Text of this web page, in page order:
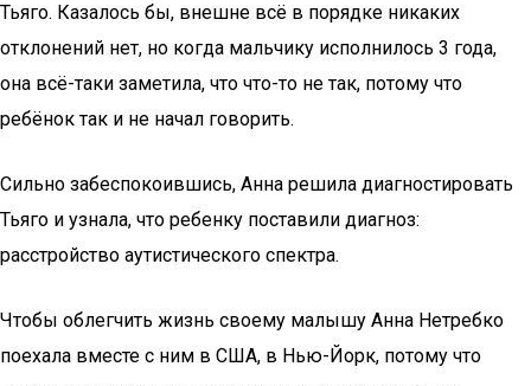
Тьяго. Казалось бы, внешне всё в порядке никаких
отклонений нет, но когда мальчику исполнилось 3 года,
она всё-таки заметила, что что-то не так, потому что
ребёнок так и не начал говорить.
Сильно забеспокоившись, Анна решила диагностировать
Тьяго и узнала, что ребенку поставили диагноз:
расстройство аутистического спектра.
Чтобы облегчить жизнь своему малышу Анна Нетребко
поехала вместе с ним в США, в Нью-Йорк, потому что